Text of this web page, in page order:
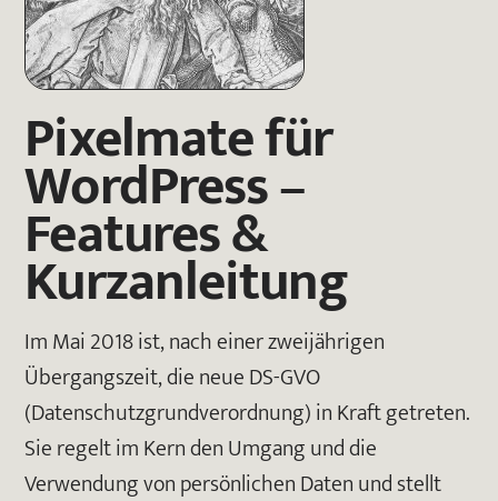
Pixelmate für
WordPress –
Features &
Kurzanleitung
Im Mai 2018 ist, nach einer zweijährigen
Übergangszeit, die neue DS-GVO
(Datenschutzgrundverordnung) in Kraft getreten.
Sie regelt im Kern den Umgang und die
Verwendung von persönlichen Daten und stellt